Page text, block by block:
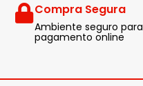
Compra Segura
Ambiente seguro para
pagamento online